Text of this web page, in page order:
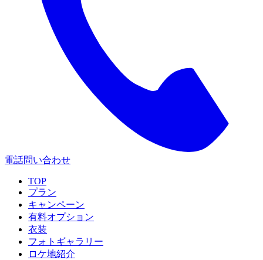
電話問い合わせ
TOP
プラン
キャンペーン
有料オプション
衣装
フォトギャラリー
ロケ地紹介